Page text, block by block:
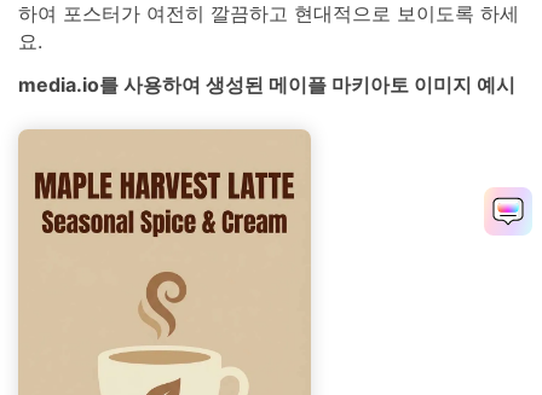
하여 포스터가 여전히 깔끔하고 현대적으로 보이도록 하세
요.
media.io를 사용하여 생성된 메이플 마키아토 이미지 예시